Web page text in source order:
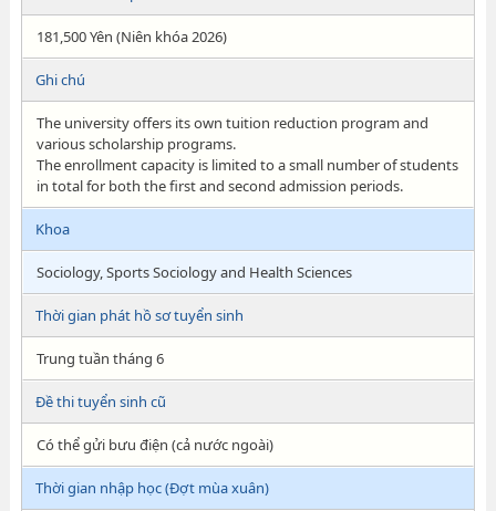
181,500 Yên (Niên khóa 2026)
Ghi chú
The university offers its own tuition reduction program and
various scholarship programs.
The enrollment capacity is limited to a small number of students
in total for both the first and second admission periods.
Khoa
Sociology, Sports Sociology and Health Sciences
Thời gian phát hồ sơ tuyển sinh
Trung tuần tháng 6
Đề thi tuyển sinh cũ
Có thể gửi bưu điện (cả nước ngoài)
Thời gian nhập học (Đợt mùa xuân)